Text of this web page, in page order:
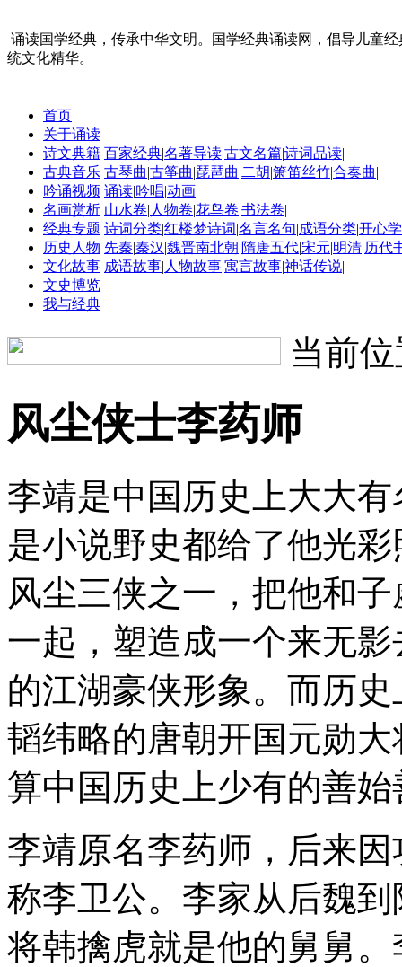
诵读国学经典，传承中华文明。国学经典诵读网，倡导儿童
统文化精华。
首页
关于诵读
诗文典籍 百家经典|名著导读|古文名篇|诗词品读|
古典音乐 古琴曲|古筝曲|琵琶曲|二胡|箫笛丝竹|合奏曲|
吟诵视频 诵读|吟唱|动画|
名画赏析 山水卷| 人物卷|花鸟卷|书法卷|
经典专题 诗词分类|红楼梦诗词|名言名句|成语分类|开心
历史人物 先秦|秦汉|魏晋南北朝|隋唐五代|宋元|明清|历代
文化故事 成语故事| 人物故事|寓言故事|神话传说|
文史博览
我与经典
当前
风尘侠士李药师
李靖是中国历史上大大
是小说野史都给了他光
风尘三侠之一，把他和
一起，塑造成一个来无
的江湖豪侠形象。而历
韬纬略的唐朝开国元勋
算中国历史上少有的善
李靖原名李药师，后来
称李卫公。李家从后魏
将韩擒虎就是他的舅舅